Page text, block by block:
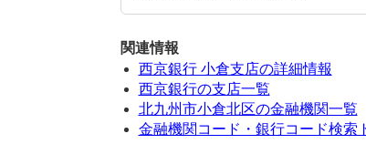
関連情報
西京銀行 小倉支店の詳細情報
西京銀行の支店一覧
北九州市小倉北区の金融機関一覧
金融機関コード・銀行コード検索